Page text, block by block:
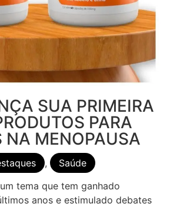
SUA PRIMEIRA
PARA
NA MENOPAUSA
,
Saúde
tema que tem ganhado
anos e estimulado debates